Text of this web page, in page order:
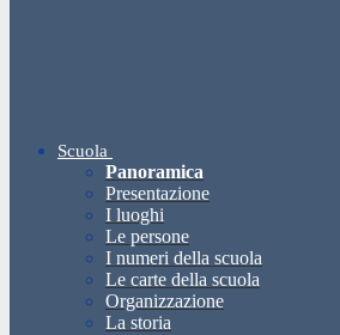
Scuola
Panoramica
Presentazione
I luoghi
Le persone
I numeri della scuola
Le carte della scuola
Organizzazione
La storia